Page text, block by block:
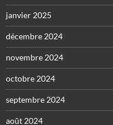
janvier 2025
décembre 2024
novembre 2024
octobre 2024
septembre 2024
août 2024